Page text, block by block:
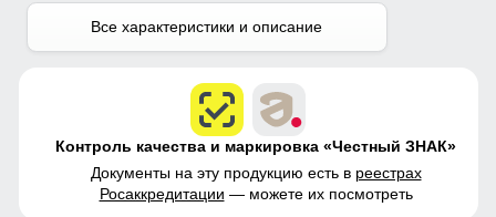
Все характеристики и описание
Контроль качества и маркировка «Честный ЗНАК»
Документы на эту продукцию есть в реестрах
Росаккредитации — можете их посмотреть